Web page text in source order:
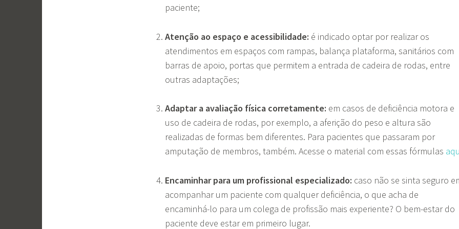
paciente;
Atenção ao espaço e acessibilidade: é indicado optar por realizar os
atendimentos em espaços com rampas, balança plataforma, sanitários com
barras de apoio, portas que permitem a entrada de cadeira de rodas, entre
outras adaptações;
Adaptar a avaliação física corretamente: em casos de deficiência motora e
uso de cadeira de rodas, por exemplo, a aferição do peso e altura são
realizadas de formas bem diferentes. Para pacientes que passaram por
amputação de membros, também. Acesse o material com essas fórmulas
Encaminhar para um profissional especializado: caso não se sinta seguro
acompanhar um paciente com qualquer deficiência, o que acha de
encaminhá-lo para um colega de profissão mais experiente? O bem-estar do
paciente deve estar em primeiro lugar.